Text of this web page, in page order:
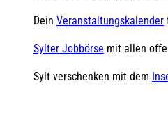
Dein Veranstaltungskalender
Sylter Jobbörse mit allen
Sylt verschenken mit dem